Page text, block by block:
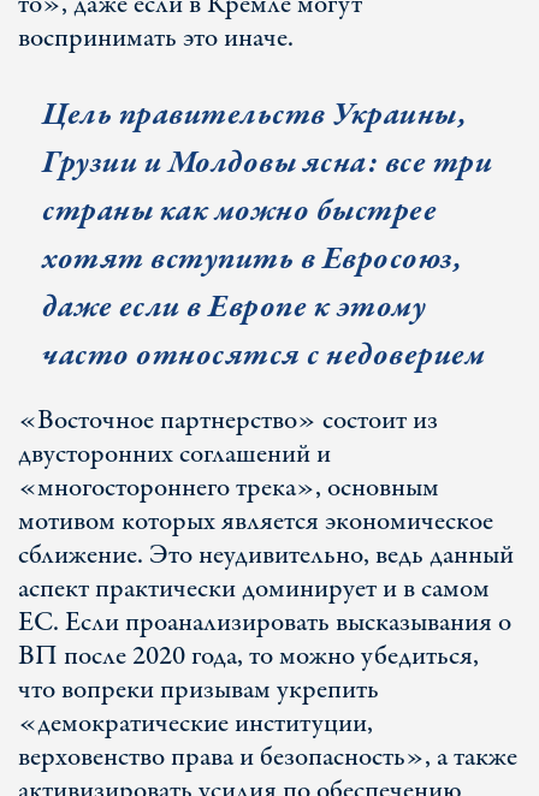
воспринимать это иначе.
Цель правительств Украины,
Грузии и Молдовы ясна: все три
страны как можно быстрее
хотят вступить в Евросоюз,
даже если в Европе к этому
часто относятся с недоверием
«Восточное партнерство» состоит из
двусторонних соглашений и
«многостороннего трека», основным
мотивом которых является экономическое
сближение. Это неудивительно, ведь данный
аспект практически доминирует и в самом
ЕС. Если проанализировать высказывания о
ВП после 2020 года, то можно убедиться,
что вопреки призывам укрепить
«демократические институции,
верховенство права и безопасность», а также